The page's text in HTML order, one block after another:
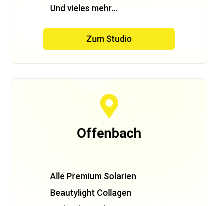
Und vieles mehr…
Zum Studio

Offenbach
Alle Premium Solarien
Beautylight Collagen